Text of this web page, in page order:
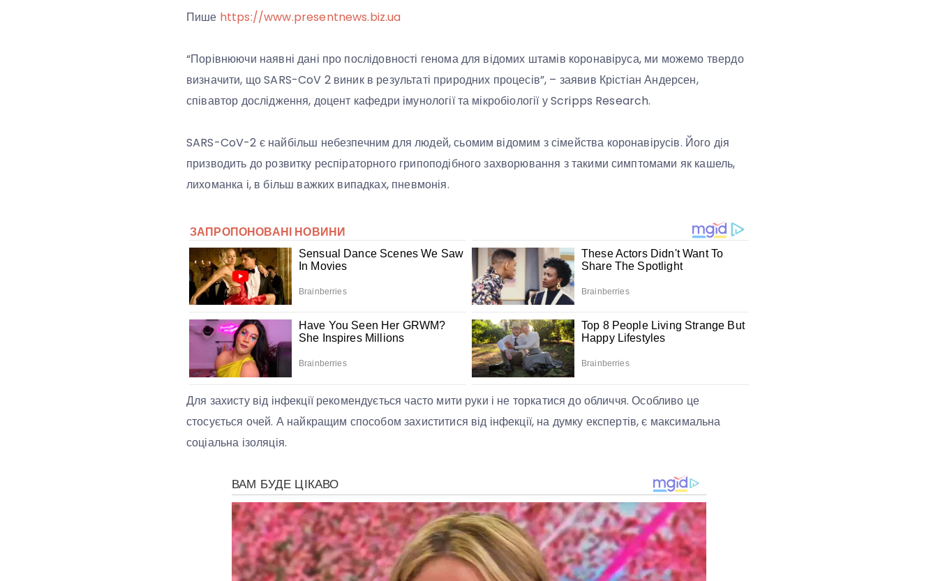
Пише https://www.presentnews.biz.ua
“Порівнюючи наявні дані про послідовності генома для відомих штамів коронавіруса, ми можемо твердо
визначити, що SARS-CoV 2 виник в результаті природних процесів”, – заявив Крістіан Андерсен,
співавтор дослідження, доцент кафедри імунології та мікробіології у Scripps Research.
SARS-CoV-2 є найбільш небезпечним для людей, сьомим відомим з сімейства коронавірусів. Його дія
призводить до розвитку респіраторного грипоподібного захворювання з такими симптомами як кашель,
лихоманка і, в більш важких випадках, пневмонія.
Для захисту від інфекції рекомендується часто мити руки і не торкатися до обличчя. Особливо це
стосується очей. А найкращим способом захиститися від інфекції, на думку експертів, є максимальна
соціальна ізоляція.